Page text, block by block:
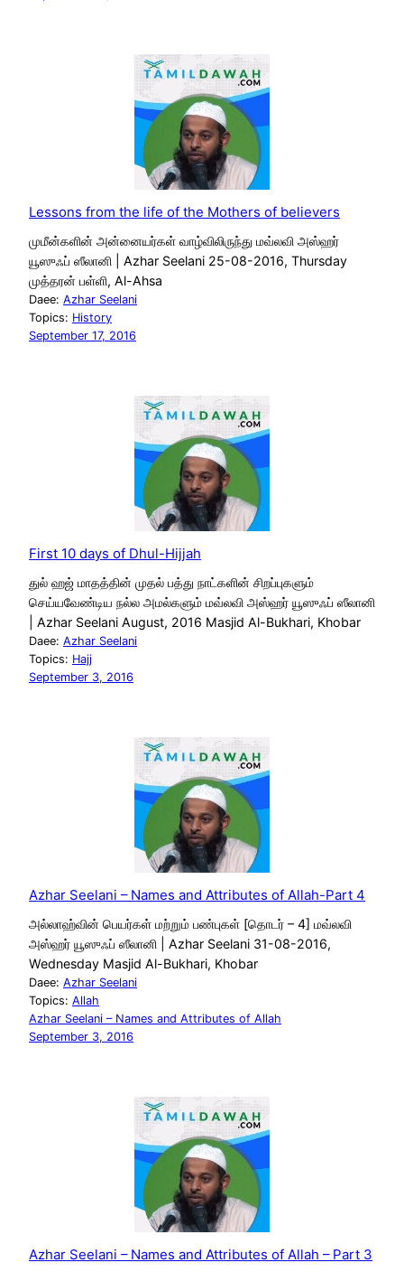
Lessons from the life of the Mothers of believers
முமீன்களின் அன்னையர்கள் வாழ்விலிருந்து மவ்லவி அஸ்ஹர்
யூஸுஃப் ஸீலானி | Azhar Seelani 25-08-2016, Thursday
முத்தரன் பள்ளி, Al-Ahsa
Daee: Azhar Seelani
Topics: History
September 17, 2016
First 10 days of Dhul-Hijjah
துல் ஹஜ் மாதத்தின் முதல் பத்து நாட்களின் சிறப்புகளும்
செய்யவேண்டிய நல்ல அமல்களும் மவ்லவி அஸ்ஹர் யூஸுஃப் ஸீலானி
| Azhar Seelani August, 2016 Masjid Al-Bukhari, Khobar
Daee: Azhar Seelani
Topics: Hajj
September 3, 2016
Azhar Seelani – Names and Attributes of Allah-Part 4
அல்லாஹ்வின் பெயர்கள் மற்றும் பண்புகள் [தொடர் – 4] மவ்லவி
அஸ்ஹர் யூஸுஃப் ஸீலானி | Azhar Seelani 31-08-2016,
Wednesday Masjid Al-Bukhari, Khobar
Daee: Azhar Seelani
Topics: Allah
Azhar Seelani – Names and Attributes of Allah
September 3, 2016
Azhar Seelani – Names and Attributes of Allah – Part 3